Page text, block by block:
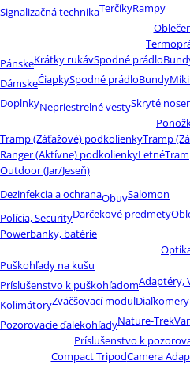
Signalizačná technikaTerčíkyRampy
PánskeKrátky rukávSpodné prádlo
DámskeČiapkySpodné prádloBundy
DoplnkyNepriestrelné vestySkryté
Tramp (Záťažové) podkolienkyTramp
Ranger (Aktívne) podkolienkyLetné
Outdoor (Jar/Jeseň)
Dezinfekcia a ochranaObuvSalomon
Polícia, SecurityDarčekové predmety
Powerbanky, batérie
Puškohľady na kušu
Príslušenstvo k puškohľadomAdaptéry,
KolimátoryZväčšovací modulDiaľkomery
Pozorovacie ďalekohľadyNature-Trek
Príslušenstvo k
Compact TripodCamera